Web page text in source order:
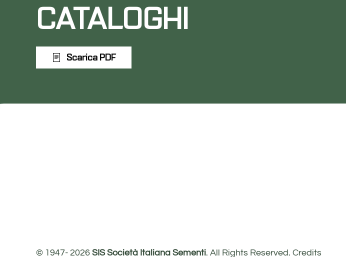
CATALOGHI
Scarica PDF
© 1947- 2026 SIS Società Italiana Sementi. All Rights Reserved. Credits